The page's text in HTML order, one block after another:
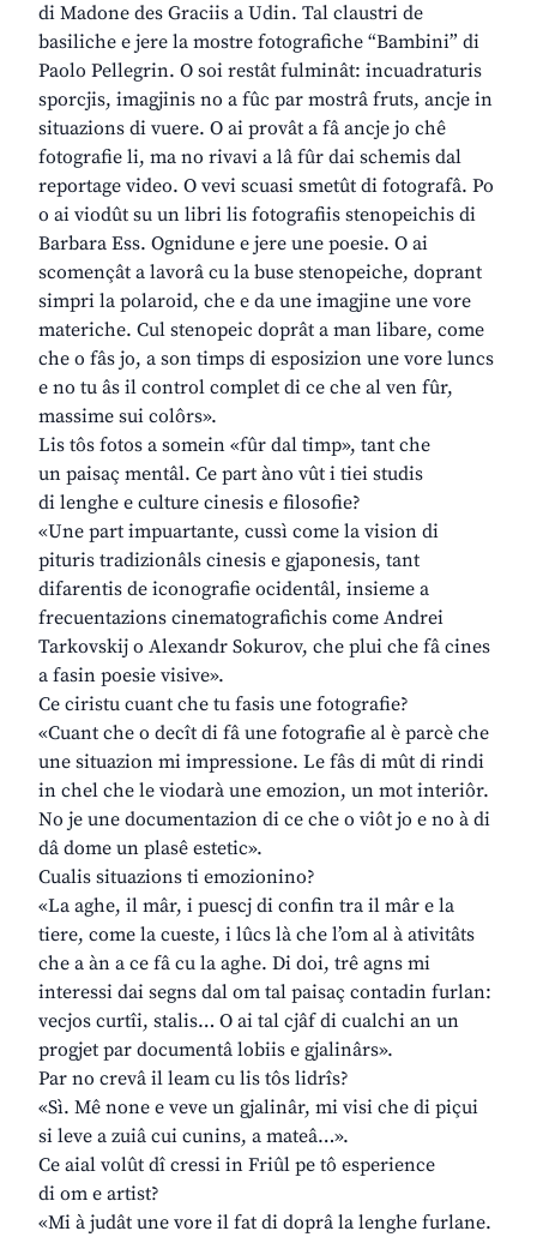
di Madone des Graciis a Udin. Tal claustri de
basiliche e jere la mostre fotografiche “Bambini” di
Paolo Pellegrin. O soi restât fulminât: incuadraturis
sporcjis, imagjinis no a fûc par mostrâ fruts, ancje in
situazions di vuere. O ai provât a fâ ancje jo chê
fotografie li, ma no rivavi a lâ fûr dai schemis dal
reportage video. O vevi scuasi smetût di fotografâ. Po
o ai viodût su un libri lis fotografiis stenopeichis di
Barbara Ess. Ognidune e jere une poesie. O ai
scomençât a lavorâ cu la buse stenopeiche, doprant
simpri la polaroid, che e da une imagjine une vore
materiche. Cul stenopeic doprât a man libare, come
che o fâs jo, a son timps di esposizion une vore luncs
e no tu âs il control complet di ce che al ven fûr,
massime sui colôrs».
Lis tôs fotos a somein «fûr dal timp», tant che
un paisaç mentâl. Ce part àno vût i tiei studis
di lenghe e culture cinesis e filosofie?
«Une part impuartante, cussì come la vision di
pituris tradizionâls cinesis e gjaponesis, tant
difarentis de iconografie ocidentâl, insieme a
frecuentazions cinematografichis come Andrei
Tarkovskij o Alexandr Sokurov, che plui che fâ cines
a fasin poesie visive».
Ce ciristu cuant che tu fasis une fotografie?
«Cuant che o decît di fâ une fotografie al è parcè che
une situazion mi impressione. Le fâs di mût di rindi
in chel che le viodarà une emozion, un mot interiôr.
No je une documentazion di ce che o viôt jo e no à di
dâ dome un plasê estetic».
Cualis situazions ti emozionino?
«La aghe, il mâr, i puescj di confin tra il mâr e la
tiere, come la cueste, i lûcs là che l’om al à ativitâts
che a àn a ce fâ cu la aghe. Di doi, trê agns mi
interessi dai segns dal om tal paisaç contadin furlan:
vecjos curtîi, stalis… O ai tal cjâf di cualchi an un
progjet par documentâ lobiis e gjalinârs».
Par no crevâ il leam cu lis tôs lidrîs?
«Sì. Mê none e veve un gjalinâr, mi visi che di piçui
si leve a zuiâ cui cunins, a mateâ…».
Ce aial volût dî cressi in Friûl pe tô esperience
di om e artist?
«Mi à judât une vore il fat di doprâ la lenghe furlane.